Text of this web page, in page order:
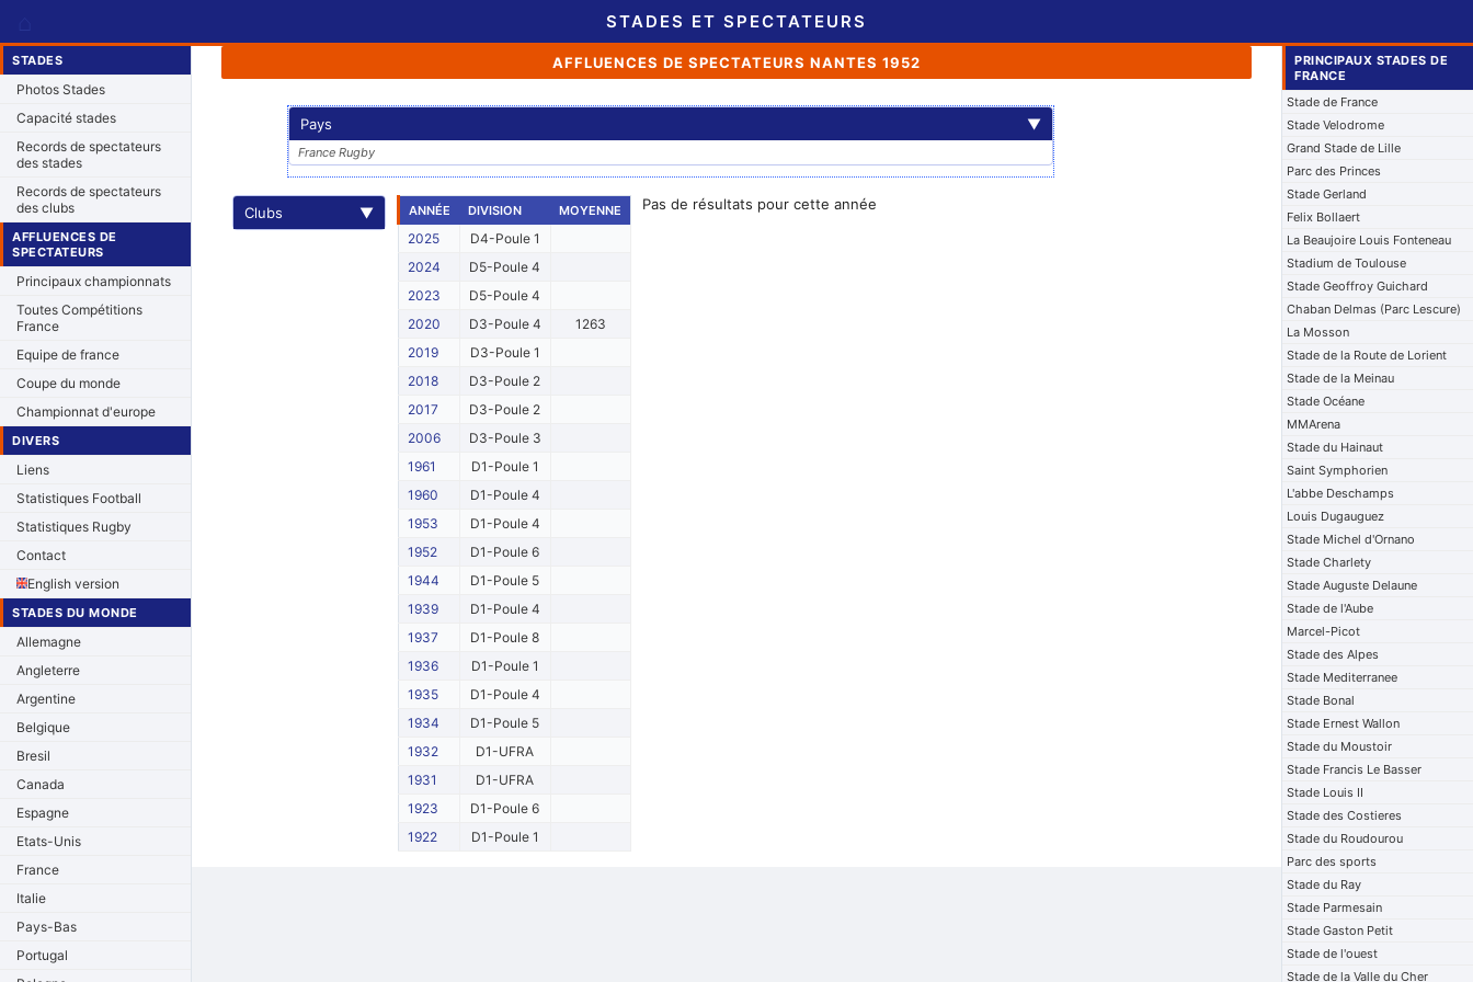
STADES ET SPECTATEURS
STADES
Photos Stades
Capacité stades
Records de spectateurs
des stades
Records de spectateurs
des clubs
AFFLUENCES DE
SPECTATEURS
Principaux championnats
Toutes Compétitions
France
Equipe de france
Coupe du monde
Championnat d'europe
DIVERS
Liens
Statistiques Football
Statistiques Rugby
Contact
English version
STADES DU MONDE
Allemagne
Angleterre
Argentine
Belgique
Bresil
Canada
Espagne
Etats-Unis
France
Italie
Pays-Bas
Portugal
AFFLUENCES DE SPECTATEURS NANTES 1952
Pays ▼
France Rugby
Clubs ▼ ANNÉE DIVISION MOYENNE
2025
D4-Poule 1
2024
D5-Poule 4
2023
D5-Poule 4
2020
D3-Poule 4
1263
2019
D3-Poule 1
2018
D3-Poule 2
2017
D3-Poule 2
2006
D3-Poule 3
1961
D1-Poule 1
1960
D1-Poule 4
1953
D1-Poule 4
1952
D1-Poule 6
1944
D1-Poule 5
1939
D1-Poule 4
1937
D1-Poule 8
1936
D1-Poule 1
1935
D1-Poule 4
1934
D1-Poule 5
1932
D1-UFRA
1931
D1-UFRA
1923
D1-Poule 6
1922
D1-Poule 1
Pas de résultats pour cette année
PRINCIPAUX STADES DE
FRANCE
Stade de France
Stade Velodrome
Grand Stade de Lille
Parc des Princes
Stade Gerland
Felix Bollaert
La Beaujoire Louis Fonteneau
Stadium de Toulouse
Stade Geoffroy Guichard
Chaban Delmas (Parc Lescure)
La Mosson
Stade de la Route de Lorient
Stade de la Meinau
Stade Océane
MMArena
Stade du Hainaut
Saint Symphorien
L'abbe Deschamps
Louis Dugauguez
Stade Michel d'Ornano
Stade Charlety
Stade Auguste Delaune
Stade de l'Aube
Marcel-Picot
Stade des Alpes
Stade Mediterranee
Stade Bonal
Stade Ernest Wallon
Stade du Moustoir
Stade Francis Le Basser
Stade Louis II
Stade des Costieres
Stade du Roudourou
Parc des sports
Stade du Ray
Stade Parmesain
Stade Gaston Petit
Stade de l'ouest
Stade de la Valle du Cher